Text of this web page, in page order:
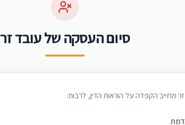
סיום העסקה של עובד זר
מחייב הקפדה על הוראות הדין, לרבות: